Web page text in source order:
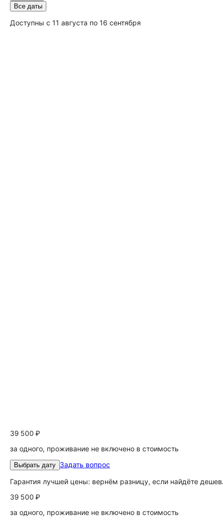
Все даты
Доступны с 11 августа по 16 сентября
39 500 ₽
за одного, проживание не включено в стоимость
Выбрать дату Задать вопрос
Гарантия лучшей цены: вернём разницу, если найдёте
39 500 ₽
за одного, проживание не включено в стоимость